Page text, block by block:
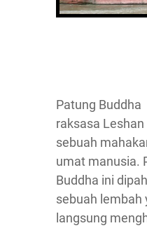
Patung Buddha
raksasa Leshan
sebuah
umat manusia.
Buddha ini
sebuah lembah
langsung